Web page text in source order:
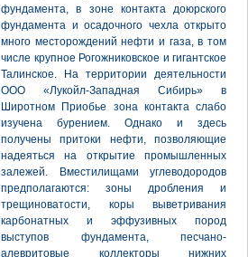
фундамента, в зоне контакта доюрского
фундамента и осадочного чехла открыто
много месторождений нефти и газа, в том
числе крупное Рогожниковское и гигантское
Талинское. На территории деятельности
ООО «Лукойл-Западная Сибирь» в
Широтном Приобье зона контакта слабо
изучена бурением. Однако и здесь
получены притоки нефти, позволяющие
надеяться на открытие промышленных
залежей. Вместилищами углеводородов
предполагаются: зоны дробления и
трещиноватости, коры выветривания
карбонатных и эффузивных пород
выступов фундамента, песчано-
алевритовые коллекторы нижних